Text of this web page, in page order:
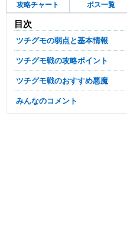
攻略チャート ボス一覧
目次
ツチグモの弱点と基本情報
ツチグモ戦の攻略ポイント
ツチグモ戦のおすすめ悪魔
みんなのコメント